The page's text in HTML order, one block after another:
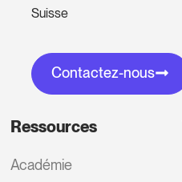
Suisse
Contactez-nous
Ressources
Académie